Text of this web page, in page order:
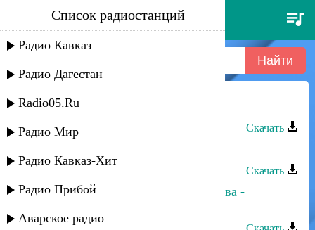
эмиль гыстаров - ехъияй
Список радиостанций
Радио Кавказ
Радио Дагестан
Radio05.Ru
Радио Мир
Радио Кавказ-Хит
Радио Прибой
Аварское радио
Эмиль Гыстаров - Ехъияй
Скачать
Скачать
Эмиль Гыстаров,Айшат Насруллаева -